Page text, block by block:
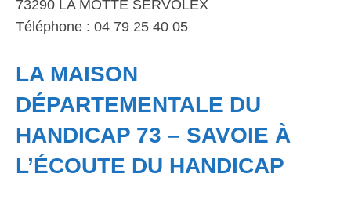
73290 LA MOTTE SERVOLEX
Téléphone : 04 79 25 40 05
LA MAISON
DÉPARTEMENTALE DU
HANDICAP 73 – SAVOIE À
L’ÉCOUTE DU HANDICAP